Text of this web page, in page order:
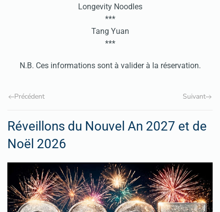
Longevity Noodles
***
Tang Yuan
***
N.B. Ces informations sont à valider à la réservation.
Précédent Suivant
Réveillons du Nouvel An 2027 et de
Noël 2026